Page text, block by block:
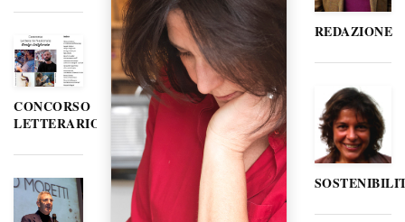
CONCORSO
LETTERARIO
REDAZIONE